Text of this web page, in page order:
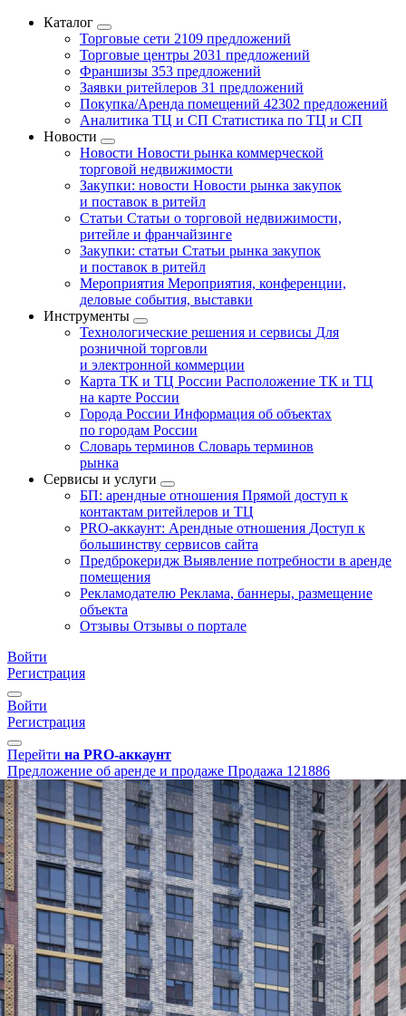
Каталог
Торговые сети 2109 предложений
Торговые центры 2031 предложений
Франшизы 353 предложений
Заявки ритейлеров 31 предложений
Покупка/Аренда помещений 42302 предложений
Аналитика ТЦ и СП Статистика по ТЦ и СП
Новости
Новости Новости рынка коммерческой
торговой недвижимости
Закупки: новости Новости рынка закупок
и поставок в ритейл
Статьи Статьи о торговой недвижимости,
ритейле и франчайзинге
Закупки: статьи Статьи рынка закупок
и поставок в ритейл
Мероприятия Мероприятия, конференции,
деловые события, выставки
Инструменты
Технологические решения и сервисы Для
розничной торговли
и электронной коммерции
Карта ТК и ТЦ России Расположение ТК и ТЦ
на карте России
Города России Информация об объектах
по городам России
Словарь терминов Словарь терминов
рынка
Сервисы и услуги
БП: арендные отношения Прямой доступ к
контактам ритейлеров и ТЦ
PRO-аккаунт: Арендные отношения Доступ к
большинству сервисов сайта
Предброкеридж Выявление потребности в аренде
помещения
Рекламодателю Реклама, баннеры, размещение
объекта
Отзывы Отзывы о портале
Войти
Регистрация
Войти
Регистрация
Перейти на PRO-аккаунт
Предложение об аренде и продаже Продажа 121886